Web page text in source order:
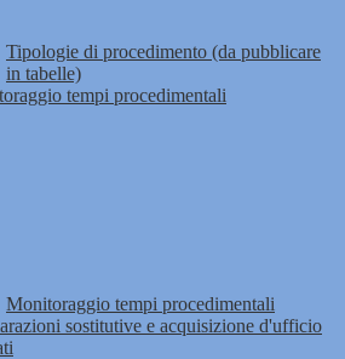
Tipologie di procedimento (da pubblicare
in tabelle)
tempi procedimentali
Monitoraggio tempi procedimentali
sostitutive e acquisizione d'ufficio